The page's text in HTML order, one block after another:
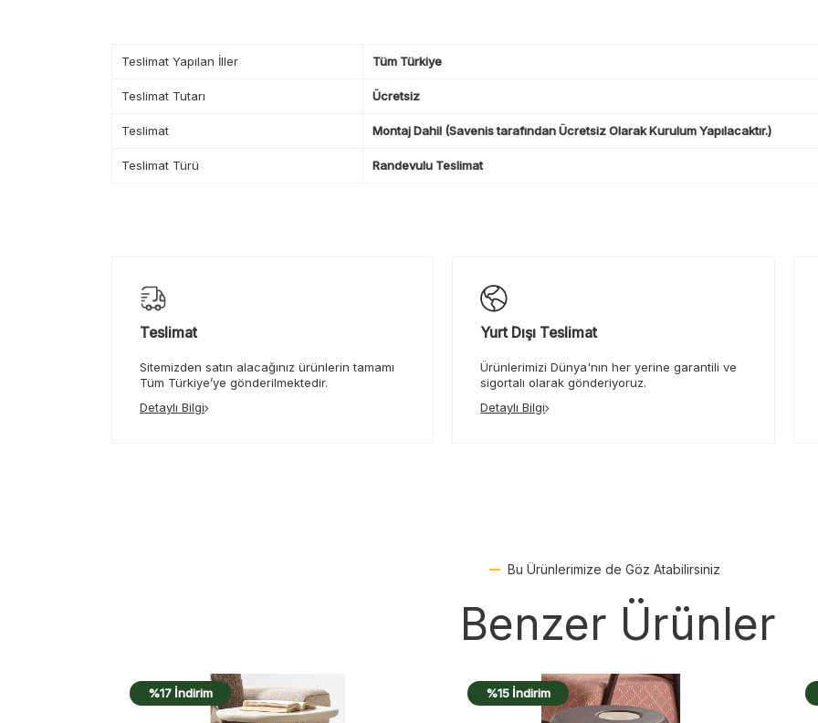
Teslimat Yapılan İller Tüm Türkiye
Teslimat Tutarı Ücretsiz
Teslimat Montaj Dahil (Savenis tarafından Ücretsiz Olarak Kurulum Yapılacaktır.)
Teslimat Türü Randevulu Teslimat
Teslimat
Sitemizden satın alacağınız ürünlerin tamamı
Tüm Türkiye’ye gönderilmektedir.
Detaylı Bilgi
Yurt Dışı Teslimat
Ürünlerimizi Dünya'nın her yerine garantili ve
sigortalı olarak gönderiyoruz.
Detaylı Bilgi
Bu Ürünlerimize de Göz Atabilirsiniz
Benzer Ürünler
%15 İndirim %17 İndirim